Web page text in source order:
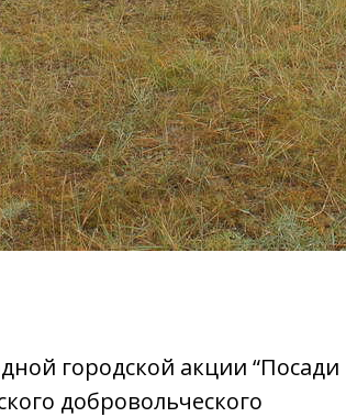
городской акции “Посади
добровольческого